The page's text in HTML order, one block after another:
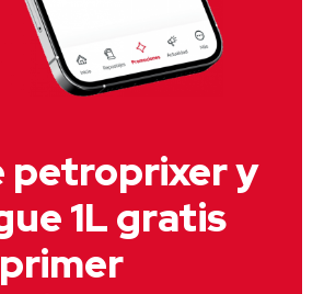
petroprixer y
1L gratis